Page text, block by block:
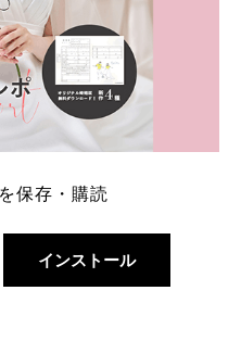
保存・購読
インストール